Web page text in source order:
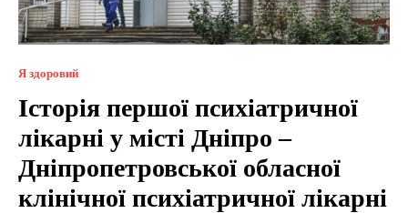
Я здоровий
Історія першої психіатричної
лікарні у місті Дніпро –
Дніпропетровської обласної
клінічної психіатричної лікарні